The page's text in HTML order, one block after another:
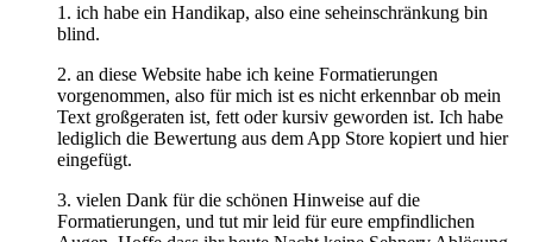
1. ich habe ein Handikap, also eine seheinschränkung bin
blind.
2. an diese Website habe ich keine Formatierungen
vorgenommen, also für mich ist es nicht erkennbar ob mein
Text großgeraten ist, fett oder kursiv geworden ist. Ich habe
lediglich die Bewertung aus dem App Store kopiert und hier
eingefügt.
3. vielen Dank für die schönen Hinweise auf die
Formatierungen, und tut mir leid für eure empfindlichen